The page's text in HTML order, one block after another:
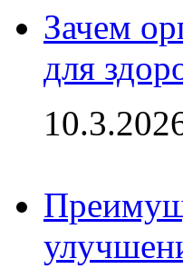
Зачем
для